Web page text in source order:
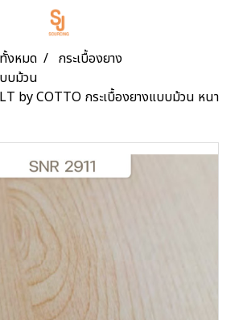
งหมด
กระเบื้องยาง
บม้วน
by COTTO กระเบื้องยางแบบม้วน หนา